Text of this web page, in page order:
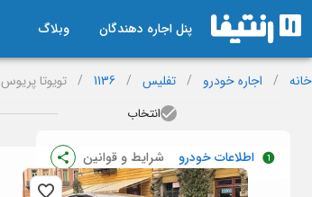
پنل اجاره دهندگان وبلاگ
خانه / اجاره خودرو / تفلیس /
1136
/ تویوتا پریوس
انتخاب
اطلاعات خودرو شرایط و قوانین